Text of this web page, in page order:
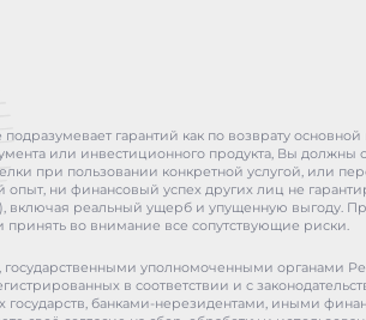
гарантий как по возврату
или инвестиционного продукта, Вы должны
при пользовании конкретной услугой, или
ни финансовый успех других лиц не
включая реальный ущерб и упущенную выгоду.
во внимание все сопутствующие риски.
уполномоченными органами
в соответствии и с
государств, банками-нерезидентами, иными